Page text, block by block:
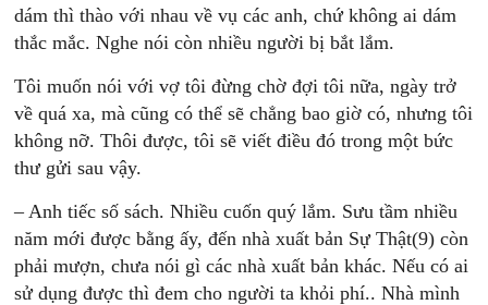
dám thì thào với nhau về vụ các anh, chứ không ai dám
thắc mắc. Nghe nói còn nhiều người bị bắt lắm.
Tôi muốn nói với vợ tôi đừng chờ đợi tôi nữa, ngày trở
về quá xa, mà cũng có thể sẽ chẳng bao giờ có, nhưng tôi
không nỡ. Thôi được, tôi sẽ viết điều đó trong một bức
thư gửi sau vậy.
– Anh tiếc số sách. Nhiều cuốn quý lắm. Sưu tầm nhiều
năm mới được bằng ấy, đến nhà xuất bản Sự Thật(9) còn
phải mượn, chưa nói gì các nhà xuất bản khác. Nếu có ai
sử dụng được thì đem cho người ta khỏi phí.. Nhà mình